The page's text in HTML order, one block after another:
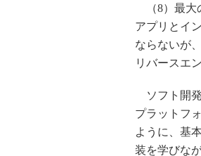
（8）最大
アプリとイ
ならないが
リバースエ
ソフト開発
プラットフ
ように、基
装を学びな